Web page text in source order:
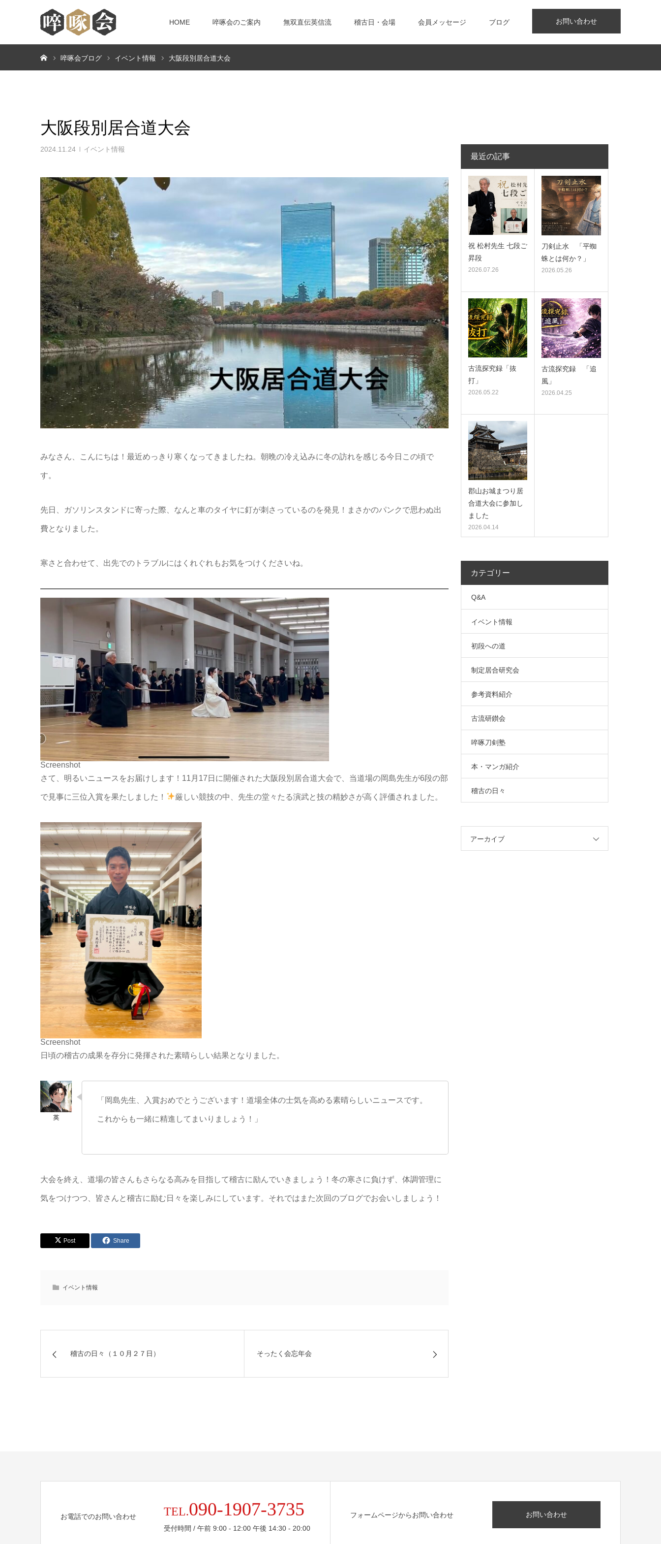
お問い合わせ
HOME 啐啄会のご案内 無双直伝英信流 稽古日・会場 会員メッセージ ブログ
啐啄会ブログ イベント情報 大阪段別居合道大会
大阪段別居合道大会
2024.11.24 イベント情報
みなさん、こんにちは！最近めっきり寒くなってきましたね。朝晩の冷え込みに冬の訪れを感じる今日この頃で
す。
先日、ガソリンスタンドに寄った際、なんと車のタイヤに釘が刺さっているのを発見！まさかのパンクで思わぬ出
費となりました。
寒さと合わせて、出先でのトラブルにはくれぐれもお気をつけくださいね。
Screenshot
さて、明るいニュースをお届けします！11月17日に開催された大阪段別居合道大会で、当道場の岡島先生が6段の部
で見事に三位入賞を果たしました！ 厳しい競技の中、先生の堂々たる演武と技の精妙さが高く評価されました。
Screenshot
日頃の稽古の成果を存分に発揮された素晴らしい結果となりました。
「岡島先生、入賞おめでとうございます！道場全体の士気を高める素晴らしいニュースです。
これからも一緒に精進してまいりましょう！」
大会を終え、道場の皆さんもさらなる高みを目指して稽古に励んでいきましょう！冬の寒さに負けず、体調管理に
気をつけつつ、皆さんと稽古に励む日々を楽しみにしています。それではまた次回のブログでお会いしましょう！
Post Share
イベント情報
稽古の日々（１０月２７日） そったく会忘年会
最近の記事
祝 松村先生 七段ご
昇段
2026.07.26
刀剣止水 「平蜘
蛛とは何か？」
2026.05.26
古流探究録「抜
打」
2026.05.22
古流探究録 「追
風」
2026.04.25
郡山お城まつり居
合道大会に参加し
ました
2026.04.14
カテゴリー
Q&A
イベント情報
初段への道
制定居合研究会
参考資料紹介
古流研鑚会
啐啄刀剣塾
本・マンガ紹介
稽古の日々
アーカイブ
お電話でのお問い合わせ TEL.090-1907-3735
受付時間 / 午前 9:00 - 12:00 午後 14:30 - 20:00
フォームページからお問い合わせ お問い合わせ